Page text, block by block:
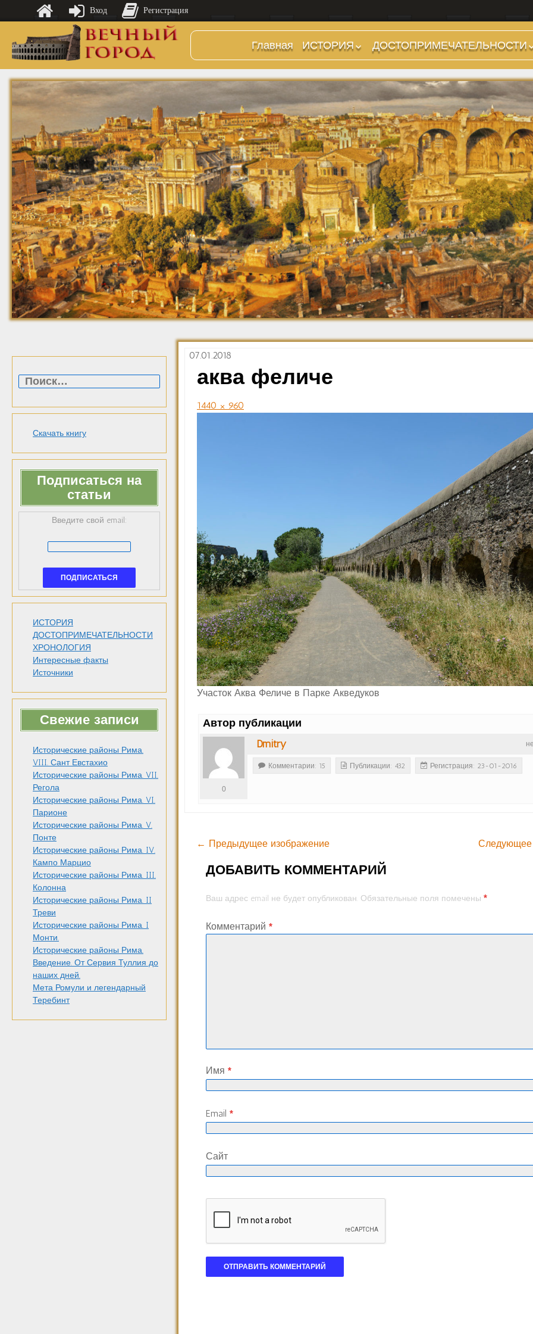
Главная
ИСТОРИЯ
Предыстория
Царский период
(753-509 гг до н.э.)
Ранняя Республика
(509-265 гг до н.э.)
Поздняя Республика
(264-27 гг до н.э.)
Империя. Принципат
(27 г до н.э. — 284 г
н.э.)
Империя. Доминат
(284-476 гг)
Темные Века. Готы
Темные Века.
Экзархат
Средневековье
Возрождение и
Барокко
ДОСТОПРИМЕЧАТЕЛЬНОСТИ
Холмы и остров.
Районы
Форумы, Площади,
Дороги
Стадионы, Термы
Музеи
Дохристианские
храмы
Христианские храмы,
базилики etc.
Дворцы
Арки, колонны и
обелиски
Фонтаны
Скачать книгу
Подписаться на
статьи
Введите свой email:
ИСТОРИЯ
ДОСТОПРИМЕЧАТЕЛЬНОСТИ
ХРОНОЛОГИЯ
Интересные факты
Источники
Свежие записи
Исторические районы Рима.
VIII. Сант Евстахио
Исторические районы Рима. VII.
Регола
Исторические районы Рима. VI.
Парионе
Исторические районы Рима. V.
Понте
Исторические районы Рима. IV.
Кампо Марцио
Исторические районы Рима. III.
Колонна
Исторические районы Рима. II
Треви
Исторические районы Рима. I
Монти.
Исторические районы Рима.
Введение. От Сервия Туллия до
наших дней.
Мета Ромули и легендарный
Теребинт
07.01.2018
аква феличе
1440 × 960
Участок Аква Феличе в Парке Акведуков
Автор публикации
Dmitry
0
Комментарии: 15 Публикации: 432 Регистрация: 23-01-2016
← Предыдущее изображение Следующее
ДОБАВИТЬ КОММЕНТАРИЙ
Ваш адрес email не будет опубликован. Обязательные поля помечены*
Комментарий*
Имя*
Email*
Сайт
Вход Регистрация